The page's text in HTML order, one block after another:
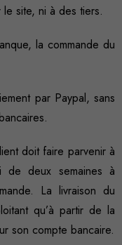
site, ni à des tiers.
la commande du
par Paypal, sans
doit faire parvenir à
de deux semaines à
La livraison du
qu’à partir de la
son compte bancaire.